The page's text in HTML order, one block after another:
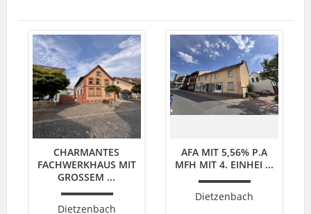
CHARMANTES
FACHWERKHAUS MIT
GROSSEM ...
Dietzenbach
AFA MIT 5,56% P.A
MFH MIT 4. EINHEI ...
Dietzenbach